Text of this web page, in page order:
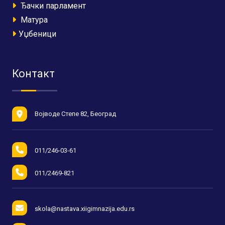
Ђачки парламент
Матура
Уџбеници
Контакт
Војводе Степе 82, Београд
011/246-03-61
011/2469-821
skola@nastava.xiigimnazija.edu.rs